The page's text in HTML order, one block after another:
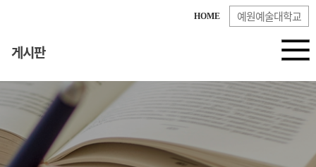
HOME 예원예술대학교
게시판